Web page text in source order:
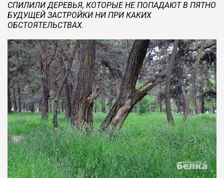
СПИЛИЛИ ДЕРЕВЬЯ, КОТОРЫЕ НЕ ПОПАДАЮТ В ПЯТНО
БУДУЩЕЙ ЗАСТРОЙКИ НИ ПРИ КАКИХ
ОБСТОЯТЕЛЬСТВАХ.